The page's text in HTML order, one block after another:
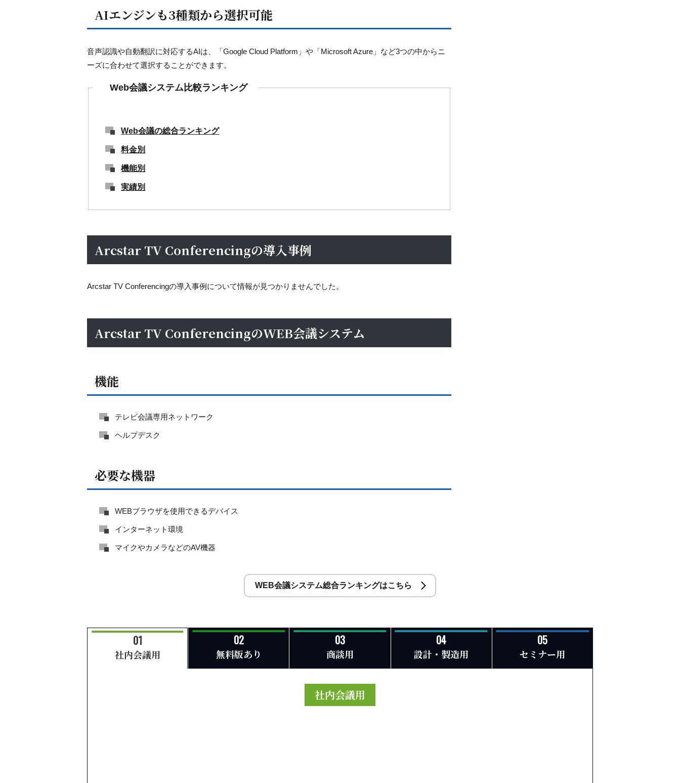
AIエンジンも3種類から選択可能
音声認識や自動翻訳に対応するAIは、「Google Cloud Platform」や「Microsoft Azure」など3つの中からニ
ーズに合わせて選択することができます。
Web会議システム比較ランキング
Web会議の総合ランキング
料金別
機能別
実績別
Arcstar TV Conferencingの導入事例
Arcstar TV Conferencingの導入事例について情報が見つかりませんでした。
Arcstar TV ConferencingのWEB会議システム
機能
テレビ会議専用ネットワーク
ヘルプデスク
必要な機器
WEBブラウザを使用できるデバイス
インターネット環境
マイクやカメラなどのAV機器
WEB会議システム総合ランキングはこちら
社内会議用 無料版あり 商談用 設計・製造用 セミナー用
社内会議用